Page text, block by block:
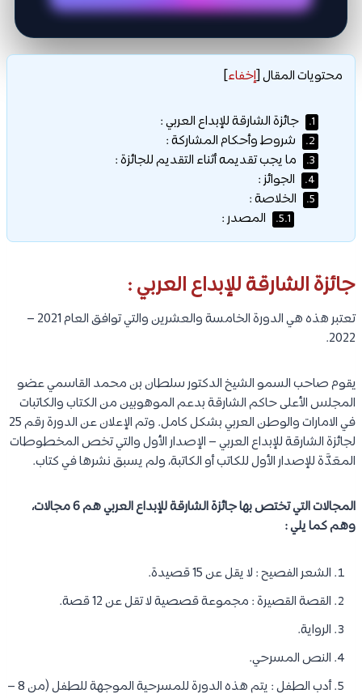
محتويات المقال[إخفاء]
1. جائزة الشارقة للإبداع العربي :
2. شروط وأحكام المشاركة :
3. ما يجب تقديمه أثناء التقديم للجائزة :
4. الجوائز :
5. الخلاصة :
5.1. المصدر :
جائزة الشارقة للإبداع العربي :
تعتبر هذه هي الدورة الخامسة والعشرين والتي توافق العام 2021 –
2022.
يقوم صاحب السمو الشيخ الدكتور سلطان بن محمد القاسمي عضو
المجلس الأعلى حاكم الشارقة بدعم الموهوبين من الكتاب والكاتبات
في الامارات والوطن العربي بشكل كامل. وتم الإعلان عن الدورة رقم 25
لجائزة الشارقة للإبداع العربي – الإصدار الأول والتي تخص المخطوطات
المعَدَّة للإصدار الأول للكاتب أو الكاتبة، ولم يسبق نشرها في كتاب.
المجالات التي تختص بها جائزة الشارقة للإبداع العربي هم 6 مجالات،
وهم كما يلي :
الشعر الفصيح : لا يقل عن 15 قصيدة.
القصة القصيرة : مجموعة قصصية لا تقل عن 12 قصة.
الرواية.
النص المسرحي.
أدب الطفل : يتم هذه الدورة للمسرحية الموجهة للطفل (من 8 –